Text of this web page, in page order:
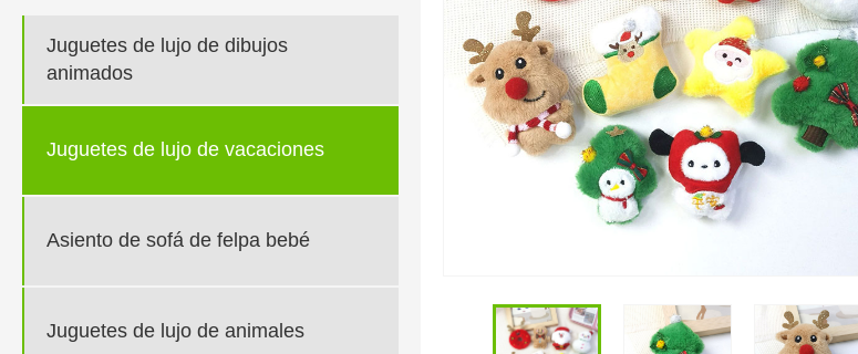
Juguetes de lujo de dibujos
animados
Juguetes de lujo de vacaciones
Asiento de sofá de felpa bebé
Juguetes de lujo de animales